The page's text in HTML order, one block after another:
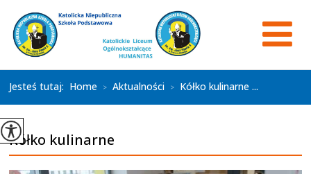
Jesteś tutaj: Home > Aktualności > Kółko kulinarne ...
Kółko kulinarne